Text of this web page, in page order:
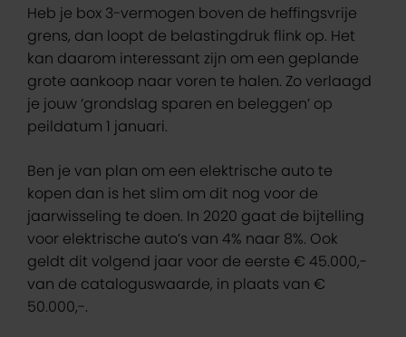
Heb je box 3-vermogen boven de heffingsvrije
grens, dan loopt de belastingdruk flink op. Het
kan daarom interessant zijn om een geplande
grote aankoop naar voren te halen. Zo verlaagd
je jouw ‘grondslag sparen en beleggen’ op
peildatum 1 januari.
Ben je van plan om een elektrische auto te
kopen dan is het slim om dit nog voor de
jaarwisseling te doen. In 2020 gaat de bijtelling
voor elektrische auto’s van 4% naar 8%. Ook
geldt dit volgend jaar voor de eerste € 45.000,-
van de cataloguswaarde, in plaats van €
50.000,-.